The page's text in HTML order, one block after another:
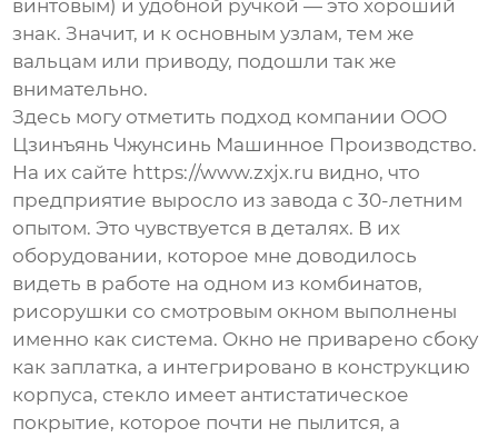
винтовым) и удобной ручкой — это хороший
знак. Значит, и к основным узлам, тем же
вальцам или приводу, подошли так же
внимательно.
Здесь могу отметить подход компании ООО
Цзинъянь Чжунсинь Машинное Производство.
На их сайте https://www.zxjx.ru видно, что
предприятие выросло из завода с 30-летним
опытом. Это чувствуется в деталях. В их
оборудовании, которое мне доводилось
видеть в работе на одном из комбинатов,
рисорушки со смотровым окном выполнены
именно как система. Окно не приварено сбоку
как заплатка, а интегрировано в конструкцию
корпуса, стекло имеет антистатическое
покрытие, которое почти не пылится, а